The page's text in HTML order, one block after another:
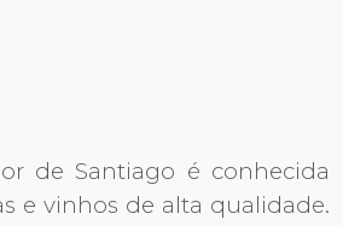
de Santiago é conhecida
e vinhos de alta qualidade.